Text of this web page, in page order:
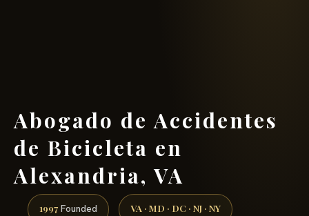
Abogado de Accidentes
de Bicicleta en
Alexandria, VA
1997 Founded VA · MD · DC · NJ · NY